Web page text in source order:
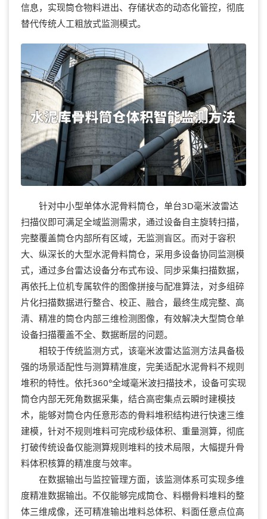
信息，实现筒仓物料进出、存储状态的动态化管控，彻底
替代传统人工粗放式监测模式。
针对中小型单体水泥骨料筒仓，单台3D毫米波雷达
扫描仪即可满足全域监测需求，通过设备自主旋转扫描，
完整覆盖筒仓内部所有区域，无监测盲区。而对于容积
大、纵深长的大型水泥骨料筒仓，采用多设备协同监测模
式，通过多台雷达设备分布式布设、同步采集扫描数据，
再依托上位机专属软件的图像拼接与配准算法，对多组碎
片化扫描数据进行整合、校正、融合，最终生成完整、高
清、精准的筒仓内部三维检测图像，有效解决大型筒仓单
设备扫描覆盖不全、数据断层的问题。
相较于传统监测方式，该毫米波雷达监测方法具备极
强的场景适配性与测算精准度，完美适配水泥骨料不规则
堆积的特性。依托360°全域毫米波扫描技术，设备可实现
筒仓内部无死角数据采集，结合高密集点云瞬时建模技
术，能够对筒仓内任意形态的骨料堆积结构进行快速三维
建模，针对不规则堆料可完成秒级体积、重量测算，彻底
打破传统设备仅能测算规则堆料的技术局限，大幅提升骨
料体积核算的精准度与效率。
在数据输出与监控管理方面，该监测体系可实现多维
度精准数据输出。不仅能够完成筒仓、料棚骨料堆料的整
体三维成像，还可精准输出堆料总体积、料面任意点位高